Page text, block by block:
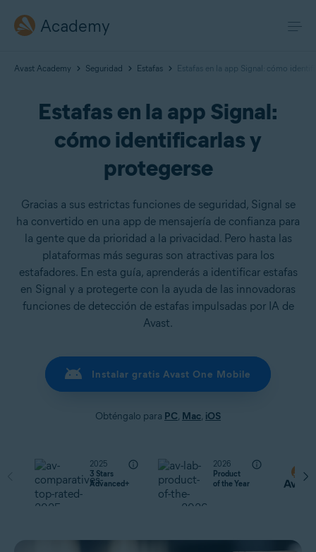
Academy
Avast Academy Seguridad Estafas Estafas en la app Signal: cómo
Estafas en la app Signal:
cómo identificarlas y
protegerse
Gracias a sus estrictas funciones de seguridad, Signal se
ha convertido en una app de mensajería de confianza para
la gente que da prioridad a la privacidad. Pero hasta las
plataformas más seguras son atractivas para los
estafadores. En esta guía, aprenderás a identificar estafas
en Signal y a protegerte con la ayuda de las innovadoras
funciones de detección de estafas impulsadas por IA de
Avast.
Instalar gratis Avast One Mobile
Obténgalo para PC, Mac, iOS
2025
3 Stars
Advanced+
2026
Product
of the Year